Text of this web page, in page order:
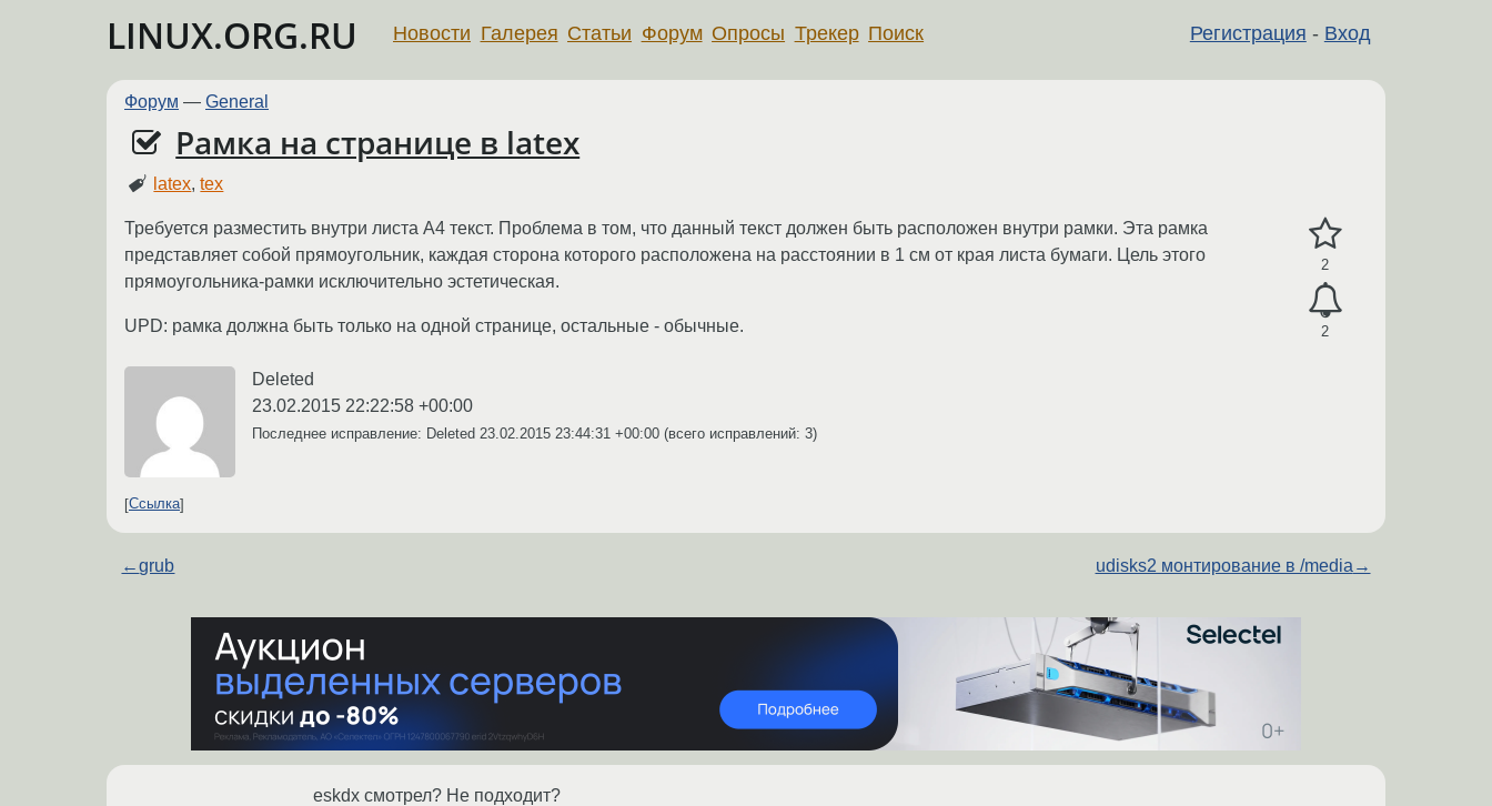
LINUX.ORG.RU Регистрация - Вход
Новости Галерея Статьи Форум Опросы Трекер Поиск
Форум — General
Рамка на странице в latex
latex,tex
2
2
Требуется разместить внутри листа A4 текст. Проблема в том, что данный текст должен быть расположен внутри рамки. Эта рамка
представляет собой прямоугольник, каждая сторона которого расположена на расстоянии в 1 см от края листа бумаги. Цель этого
прямоугольника-рамки исключительно эстетическая.
UPD: рамка должна быть только на одной странице, остальные - обычные.
Deleted
23.02.2015 22:22:58 +00:00
Последнее исправление: Deleted 23.02.2015 23:44:31 +00:00 (всего исправлений: 3)
Ссылка
←grub udisks2 монтирование в /media →
eskdx смотрел? Не подходит?